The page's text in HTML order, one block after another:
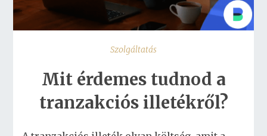
Szolgáltatás
Mit érdemes tudnod a
tranzakciós illetékről?